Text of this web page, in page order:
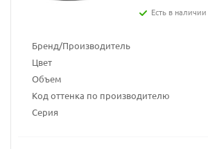
Бренд/Производитель
Цвет
Объем
Код оттенка по производителю
Серия
Есть в наличии